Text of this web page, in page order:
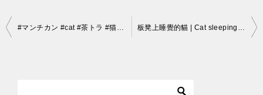
投
#マンチカン #cat #茶トラ #猫 #Munchkin #ねこ部 #ぬこ #ねこ #にゃんこ #neko #cats #instagramcats #animal #lovecats #red 板凳上睡覺的貓 | Cat sleeping on the bench | ベンチで寝ている猫｜今天好累～